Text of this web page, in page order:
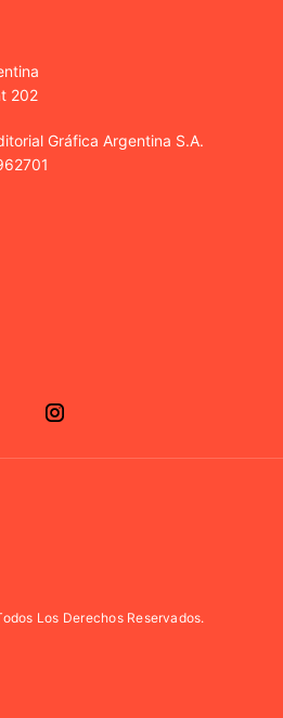
202
Gráfica Argentina S.A.
Los Derechos Reservados.